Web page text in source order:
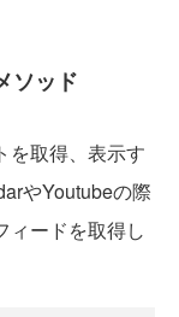
ソッド
を取得、表示す
やYoutubeの際
ィードを取得し